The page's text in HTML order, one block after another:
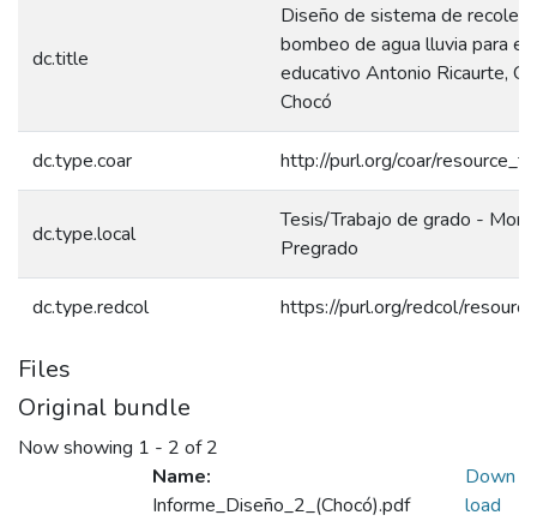
dc.title
Diseño de sistema de
bombeo de agua lluvia para
educativo Antonio Ricaurte,
Chocó
dc.type.coar http://purl.org/coar/
dc.type.local
Tesis/Trabajo de grado -
Pregrado
dc.type.redcol https://purl.org/redcol/
Files
Original bundle
Now showing 1 - 2 of 2
Name:
Informe_Diseño_2_(Chocó).pdf
Down
load